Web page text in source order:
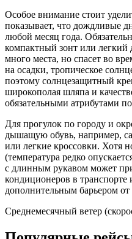
Особое внимание стоит
показывает, что дождливые
любой месяц года.
компактный зонт или легкий
много места, но спасет во
на осадки, тропическое
поэтому солнцезащитный
широкополая шляпа и
обязательными атрибутами
Для прогулок по городу и
дышащую обувь, например,
или легкие кроссовки. Хотя
(температура редко
с длинным рукавом может
кондиционеров в транспорте
дополнительным барьером
Среднемесячный ветер